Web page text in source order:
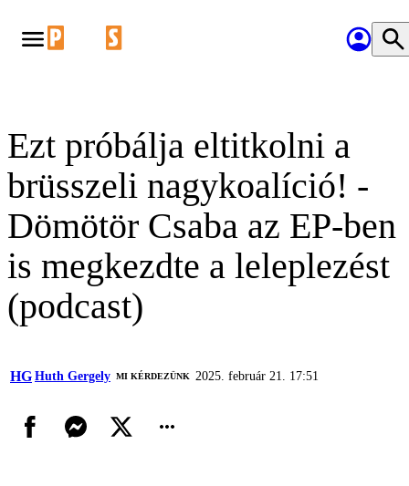
Ezt próbálja eltitkolni a
brüsszeli nagykoalíció! -
Dömötör Csaba az EP-ben
is megkezdte a leleplezést
(podcast)
HG Huth Gergely MI KÉRDEZÜNK 2025. február 21. 17:51